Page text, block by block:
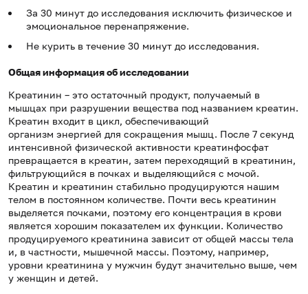
За 30 минут до исследования исключить физическое и
эмоциональное перенапряжение.
Не курить в течение 30 минут до исследования.
Общая информация об исследовании
Креатинин – это остаточный продукт, получаемый в
мышцах при разрушении вещества под названием креатин.
Креатин входит в цикл, обеспечивающий
организм энергией для сокращения мышц. После 7 секунд
интенсивной физической активности креатинфосфат
превращается в креатин, затем переходящий в креатинин,
фильтрующийся в почках и выделяющийся с мочой.
Креатин и креатинин стабильно продуцируются нашим
телом в постоянном количестве. Почти весь креатинин
выделяется почками, поэтому его концентрация в крови
является хорошим показателем их функции. Количество
продуцируемого креатинина зависит от общей массы тела
и, в частности, мышечной массы. Поэтому, например,
уровни креатинина у мужчин будут значительно выше, чем
у женщин и детей.